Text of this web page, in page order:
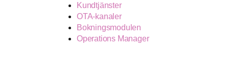
Kundtjänster
OTA-kanaler
Bokningsmodulen
Operations Manager